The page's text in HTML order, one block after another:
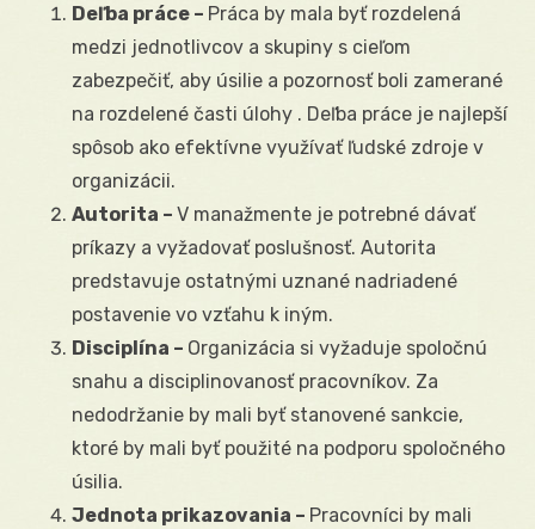
Deľba práce – Práca by mala byť rozdelená
medzi jednotlivcov a skupiny s cieľom
zabezpečiť, aby úsilie a pozornosť boli zamerané
na rozdelené časti úlohy . Deľba práce je najlepší
spôsob ako efektívne využívať ľudské zdroje v
organizácii.
Autorita – V manažmente je potrebné dávať
príkazy a vyžadovať poslušnosť. Autorita
predstavuje ostatnými uznané nadriadené
postavenie vo vzťahu k iným.
Disciplína – Organizácia si vyžaduje spoločnú
snahu a disciplinovanosť pracovníkov. Za
nedodržanie by mali byť stanovené sankcie,
ktoré by mali byť použité na podporu spoločného
úsilia.
Jednota prikazovania – Pracovníci by mali